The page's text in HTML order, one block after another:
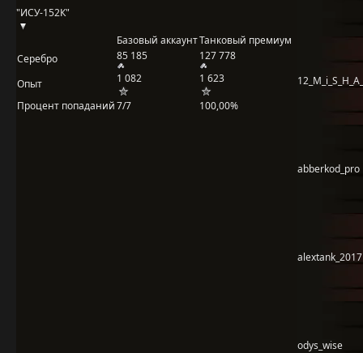
"ИСУ-152К"
Базовый аккаунтТанковый премиум
Серебро
85 185 127 778
Опыт 1 082
1 623
Процент попаданий7/7 100,00%
abberkod_pro
alextank_2017
odys_wise